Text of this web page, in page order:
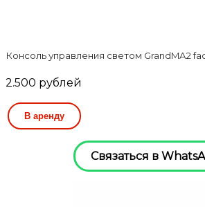
Консоль управления светом GrandMA2
2.500 рублей
В аренду
Связаться в